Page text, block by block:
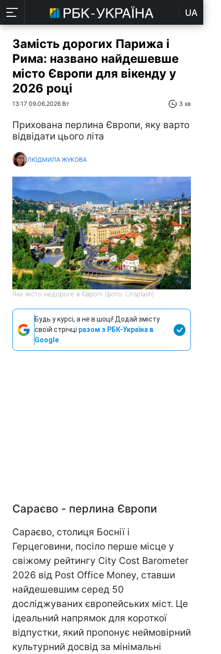
UA
Замість дорогих Парижа і
Рима: названо найдешевше
місто Європи для вікенду у
2026 році
13:17 09.06.2026 Вт 3 хв
Прихована перлина Європи, яку варто
відвідати цього літа
ЛЮДМИЛА ЖУКОВА
Яке місто недороге в Європі (фото: Unsplash)
Будь у курсі, а не в шоці! Додай змісту
своїй стрічці разом з РБК-Україна в
Google
Сараєво - перлина Європи
Сараєво, столиця Боснії і
Герцеговини, посіло перше місце у
свіжому рейтингу City Cost Barometer
2026 від Post Office Money, ставши
найдешевшим серед 50
досліджуваних європейських міст. Це
ідеальний напрямок для короткої
відпустки, який пропонує неймовірний
культурний досвід за мінімальні